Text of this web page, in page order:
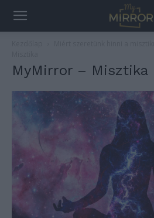
MyMirror – Misztika